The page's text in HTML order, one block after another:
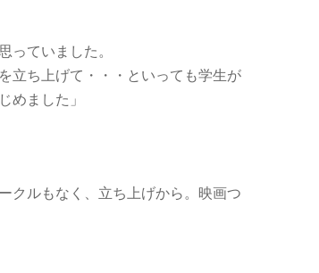
っていました。
立ち上げて・・・といっても学生が
めました」
クルもなく、立ち上げから。映画つ